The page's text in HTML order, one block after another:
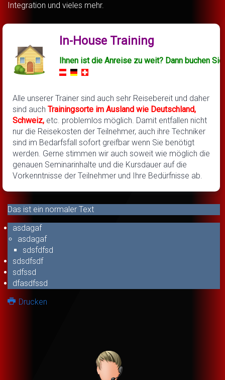
Integration und vieles mehr.
In-House Training
Ihnen ist die Anreise zu weit? Dann buchen
Alle unserer Trainer sind auch sehr Reisebereit und daher
sind auch Trainingsorte im Ausland wie Deutschland,
Schweiz, etc. problemlos möglich. Damit entfallen nicht
nur die Reisekosten der Teilnehmer, auch ihre Techniker
sind im Bedarfsfall sofort greifbar wenn Sie benötigt
werden. Gerne stimmen wir auch soweit wie möglich die
genauen Seminarinhalte und die Kursdauer auf die
Vorkenntnisse der Teilnehmer und Ihre Bedürfnisse ab.
Das ist ein normaler Text
asdagaf
asdagaf
sdsfdfsd
sdsdfsdf
sdfssd
dfasdfssd
Drucken